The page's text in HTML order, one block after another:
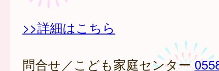
>>詳細はこちら
問合せ／こども家庭センター